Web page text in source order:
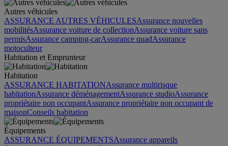
Autres véhicules
ASSURANCE AUTRES VÉHICULESAssurance nouvelles
mobilitésAssurance voiture de collectionAssurance voiture sans
permisAssurance camping-carAssurance quadAssurance
motoculteur
Habitation et Emprunteur
Habitation
ASSURANCE HABITATIONAssurance multirisque
habitationAssurance déménagementAssurance studioAssurance
propriétaire non occupantAssurance propriétaire non occupant de
maisonConseils habitation
Équipements
ASSURANCE ÉQUIPEMENTSAssurance appareils